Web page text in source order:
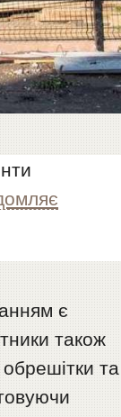
є
також
та